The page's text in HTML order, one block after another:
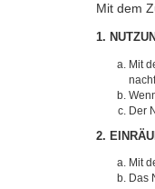
Mit dem
1.
Mit
Der
2.
Mit
Das